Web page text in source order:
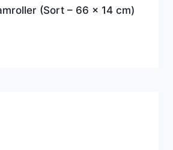
(Sort – 66 x 14 cm)